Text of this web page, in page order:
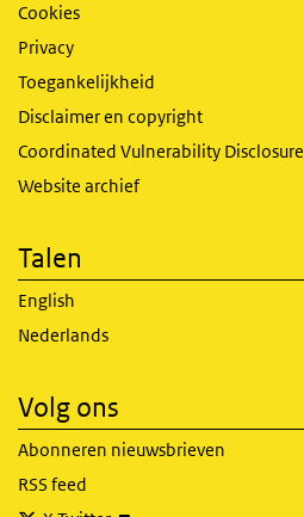
Cookies
Privacy
Toegankelijkheid
Disclaimer en copyright
Coordinated Vulnerability Disclosure
Website archief
Talen
English
Nederlands
Volg ons
Abonneren nieuwsbrieven
RSS feed